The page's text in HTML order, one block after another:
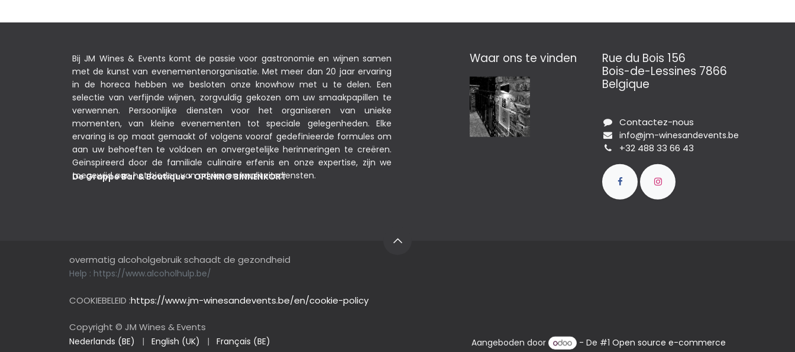
Rue du Bois 156
Bois-de-Lessines 7866
Belgique
Contactez-nous
info@jm-winesandevents.be
+32 488 33 66 43
Waar ons te vinden
Bij JM Wines & Events komt de passie voor gastronomie en wijnen samen
met de kunst van evenementenorganisatie. Met meer dan 20 jaar ervaring
in de horeca hebben we besloten onze knowhow met u te delen. Een
selectie van verfijnde wijnen, zorgvuldig gekozen om uw smaakpapillen te
verwennen. Persoonlijke diensten voor het organiseren van unieke
momenten, van kleine evenementen tot speciale gelegenheden. Elke
ervaring is op maat gemaakt of volgens vooraf gedefinieerde formules om
aan uw behoeften te voldoen en onvergetelijke herinneringen te creëren.
Geïnspireerd door de familiale culinaire erfenis en onze expertise, zijn we
toegewijd aan het bieden van advies en kwaliteitsdiensten.
De Grappe Bar & Boutique > OPENING BINNENKORT
overmatig alcoholgebruik schaadt de gezondheid
Help : https://www.alcoholhulp.be/
COOKIEBELEID :https://www.jm-winesandevents.be/en/cookie-policy
Copyright © JM Wines & Events
Nederlands (BE) | English (UK) | Français (BE) Aangeboden door - De #1 Open source e-commerce